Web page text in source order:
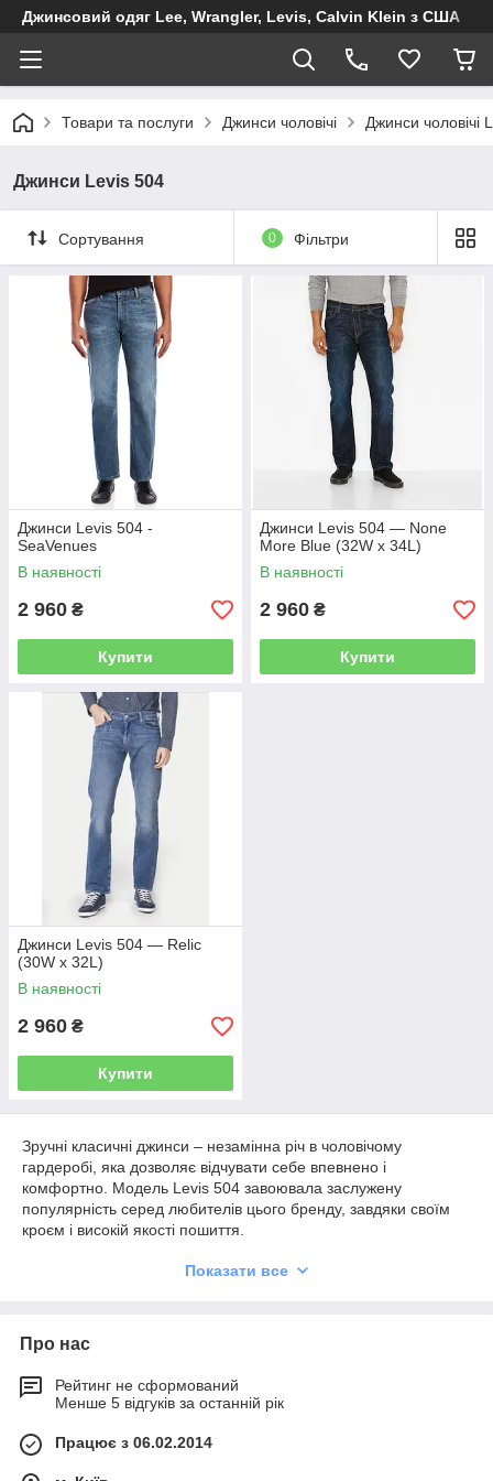
Джинсовий одяг Lee, Wrangler, Levis, Calvin Klein з США
Товари та послуги Джинси чоловічі Джинси чоловічі
Джинси Levis 504
Сортування 0 Фільтри
Джинси Levis 504 -
SeaVenues
В наявності
2 960 ₴
Купити
Джинси Levis 504 — None
More Blue (32W x 34L)
В наявності
2 960 ₴
Купити
Джинси Levis 504 — Relic
(30W x 32L)
В наявності
2 960 ₴
Купити
Зручні класичні джинси – незамінна річ в чоловічому
гардеробі, яка дозволяє відчувати себе впевнено і
комфортно. Модель Levis 504 завоювала заслужену
популярність серед любителів цього бренду, завдяки своїм
кроєм і високій якості пошиття.
Особливості чоловічих джинсів Levis
Levis 504 - це пряма модель, трохи звужені по всій довжині
штанини, посадка трохи нижче лінії талії.
Модель чудово сідає по фігурі.
Показати все
Про нас
Рейтинг не сформований
Менше 5 відгуків за останній рік
Працює з 06.02.2014